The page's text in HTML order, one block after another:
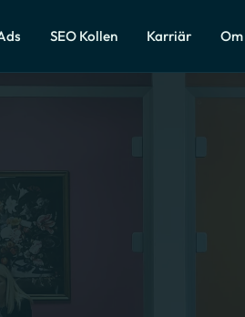
SEO Kollen Karriär Om